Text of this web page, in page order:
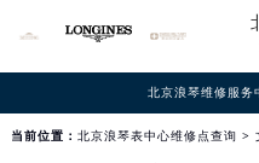
北京浪琴维修服务
当前位置： 北京浪琴表中心维修点查询 >